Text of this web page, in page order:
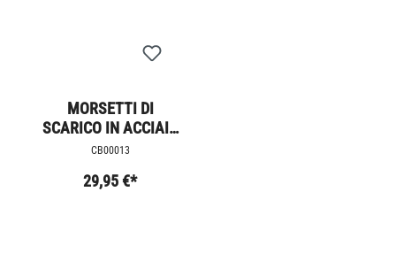
MORSETTI DI
SCARICO IN ACCIAIO
INOSSIDABILE
CB00013
29,95 €*